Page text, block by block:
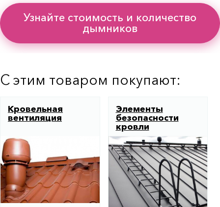
Узнайте стоимость и количество
дымников
С этим товаром покупают:
Кровельная
вентиляция
Элементы
безопасности
кровли